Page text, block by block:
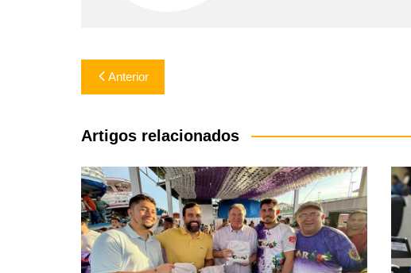
Navegação
de
Post
Anterior
Artigos relacionados